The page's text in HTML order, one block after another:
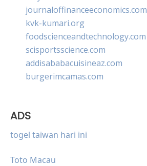
journaloffinanceeconomics.com
kvk-kumari.org
foodscienceandtechnology.com
scisportsscience.com
addisababacuisineaz.com
burgerimcamas.com
ADS
togel taiwan hari ini
Toto Macau